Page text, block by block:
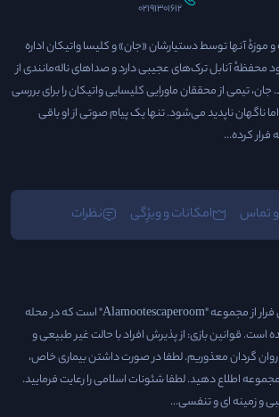
02191301612
موزهٔ آنها توسط دستیارشان «جان» و کلیسا واتیکان اداره
آنابل ترک‌های عجیبی دارد و صداهای ناله‌مانندی از
تیمی از محققان ماورایی کلیسایی واتیکان را برای بررسی
ناگهان ناپدید می‌شود. تنها یک پیام صوتی از او باقی
کرده...
تماس امکانات و ویژِگی نظرات
بازی "آنابل"، چهارمین اتاق فرار از مجموعه "Alamootescaperoom" است که در محله
قوانین بازی: از پذیرش افراد با حالت غیر طبیعی و
گردان معذوریم. لطفا در صورت داشتن بیماری خاص،
مجموعه اطلاع دهید. لطفا شئونات اسلامی را رعایت فرمایید.
و زمینه ای و تنفسی...